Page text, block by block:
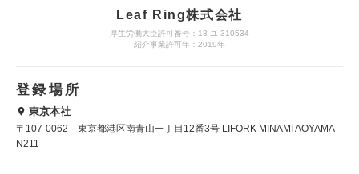
Leaf Ring株式会社
厚生労働大臣許可番号：13-ユ-310534
紹介事業許可年：2019年
登録場所
東京本社
〒107-0062 東京都港区南青山一丁目12番3号 LIFORK MINAMI AOYAMA
N211